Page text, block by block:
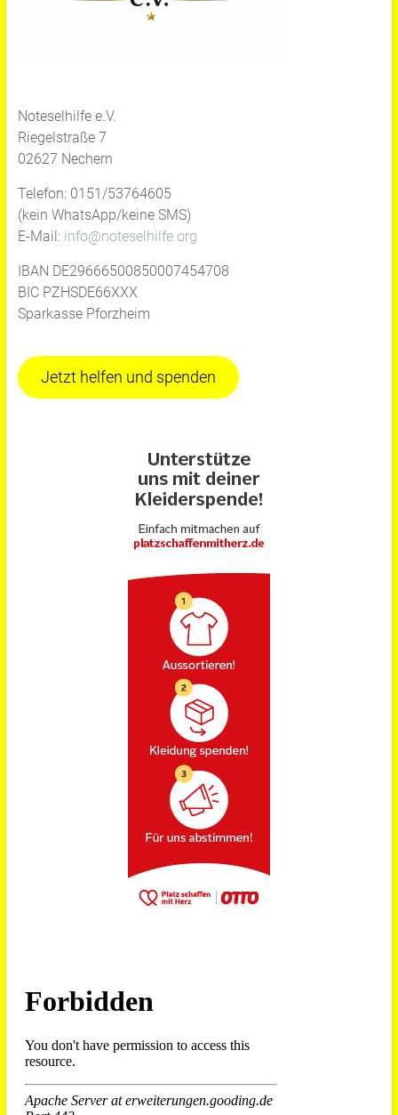
Noteselhilfe e.V.
Riegelstraße 7
02627 Nechern
Telefon: 0151/53764605
(kein WhatsApp/keine SMS)
E-Mail: info@noteselhilfe.org
IBAN DE29666500850007454708
BIC PZHSDE66XXX
Sparkasse Pforzheim
Jetzt helfen und spenden